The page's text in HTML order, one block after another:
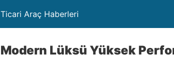
Ticari Araç Haberleri
Modern Lüksü Yüksek